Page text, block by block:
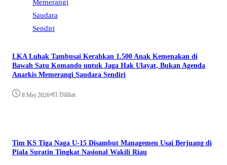
LKA Luhak Tambusai Kerahkan 1.500 Anak Kemenakan di
Bawah Satu Komando untuk Jaga Hak Ulayat, Bukan Agenda
Anarkis Memerangi Saudara Sendiri
8 Mei 2026•81 Dilihat
Tim KS Tiga Naga U-15 Disambut Managemen Usai Berjuang di
Piala Suratin Tingkat Nasional Wakili Riau